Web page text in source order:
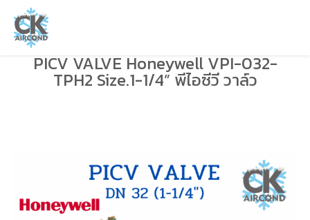
PICV VALVE Honeywell VPI-032-
TPH2 Size.1-1/4” พีไอซีวี วาล์ว